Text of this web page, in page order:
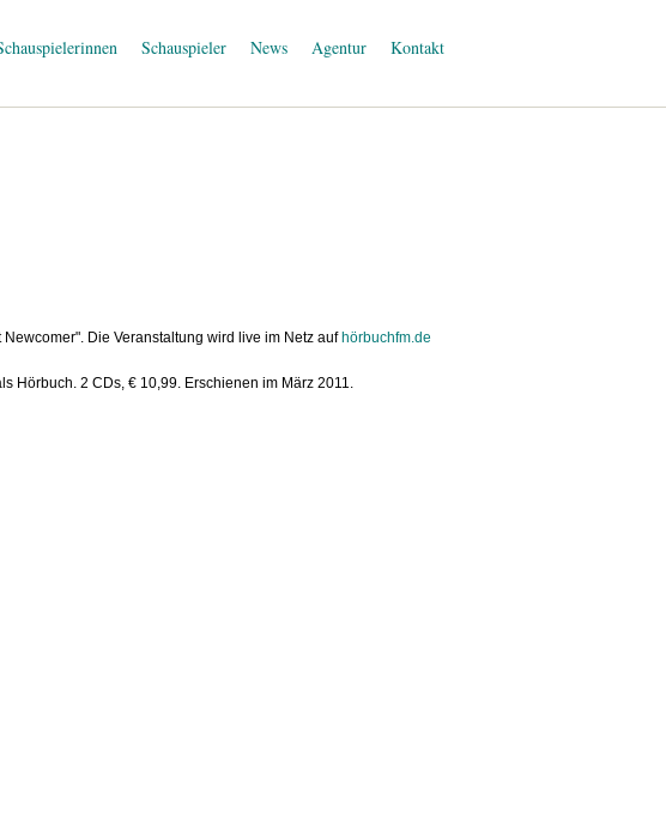
Schauspieler News Agentur Kontakt
Die Veranstaltung wird live im Netz aufhörbuchfm.de
Hörbuch. 2 CDs, € 10,99. Erschienen im März 2011.